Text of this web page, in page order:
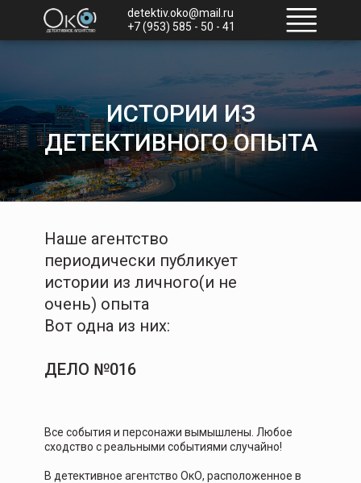
detektiv.oko@mail.ru
+7 (953) 585 - 50 - 41
ИСТОРИИ ИЗ
ДЕТЕКТИВНОГО ОПЫТА
Наше агентство
периодически публикует
истории из личного(и не
очень) опыта
Вот одна из них:
ДЕЛО №016
Все события и персонажи вымышлены. Любое
сходство с реальными событиями случайно!
В детективное агентство ОкО, расположенное в